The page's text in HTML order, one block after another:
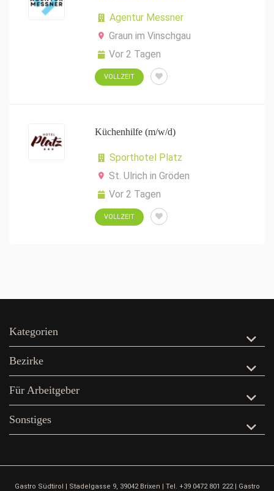
Agentur Messner
Graun im Vinschgau
Vor 2 Tagen
VOLLZEIT
Küchenhilfe (m/w/d)
Sporthotel Platz
St. Ulrich in Gröden
Vor 2 Tagen
VOLLZEIT
Kategorien
Bezirke
Für Arbeitgeber
Sonstiges
Gastro Südtirol | Stadelgasse 9, 39042 Brixen | Tel. +39 0472 801 222 | Gastro